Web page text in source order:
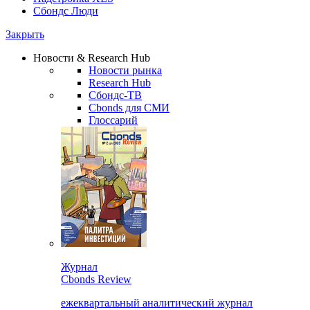
Сбондс Люди
Закрыть
Новости & Research Hub
Новости рынка
Research Hub
Сбондс-ТВ
Cbonds для СМИ
Глоссарий
Журнал
Cbonds Review
ежеквартальный аналитический журнал